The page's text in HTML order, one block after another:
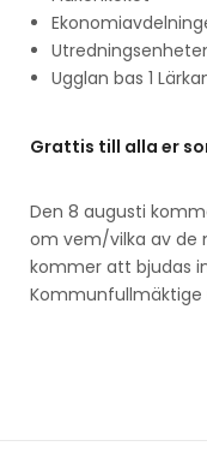
Ugglan bas 1
Grattis till alla er
Den 8 augusti
om vem/vilka av de
kommer att bjudas
Kommunfullmäktige